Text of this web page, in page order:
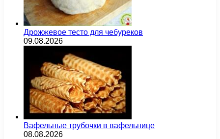
Дрожжевое тесто для чебуреков
09.08.2026
Вафельные трубочки в вафельнице
08.08.2026